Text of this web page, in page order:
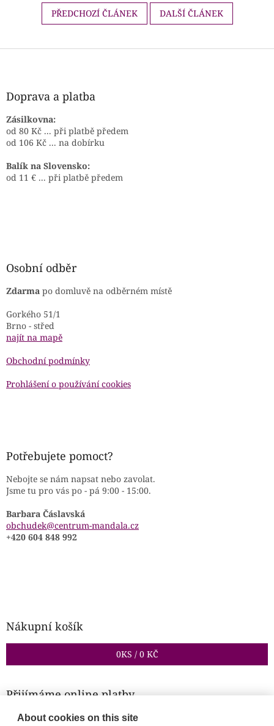
PŘEDCHOZÍ ČLÁNEK DALŠÍ ČLÁNEK
Z
Doprava a platba
Zásilkovna:
od 80 Kč ... při platbě předem
od 106 Kč ... na dobírku
Balík na Slovensko:
od 11 € ... při platbě předem
Osobní odběr
Zdarma po domluvě na odběrném místě
Gorkého 51/1
Brno - střed
najít na mapě
Obchodní podmínky
Prohlášení o používání cookies
Potřebujete pomoct?
Nebojte se nám napsat nebo zavolat.
Jsme tu pro vás po - pá 9:00 - 15:00.
Barbara Čáslavská
obchudek@centrum-mandala.cz
+420 604 848 992
Nákupní košík
0KS / 0 KČ
Přijímáme online platby
About cookies on this site